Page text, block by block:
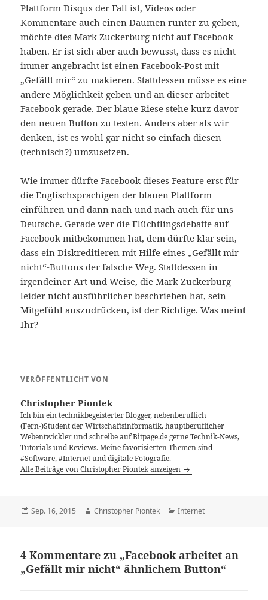
Plattform Disqus der Fall ist, Videos oder
Kommentare auch einen Daumen runter zu geben,
möchte dies Mark Zuckerburg nicht auf Facebook
haben. Er ist sich aber auch bewusst, dass es nicht
immer angebracht ist einen Facebook-Post mit
„Gefällt mir“ zu makieren. Stattdessen müsse es eine
andere Möglichkeit geben und an dieser arbeitet
Facebook gerade. Der blaue Riese stehe kurz davor
den neuen Button zu testen. Anders aber als wir
denken, ist es wohl gar nicht so einfach diesen
(technisch?) umzusetzen.
Wie immer dürfte Facebook dieses Feature erst für
die Englischsprachigen der blauen Plattform
einführen und dann nach und nach auch für uns
Deutsche. Gerade wer die Flüchtlingsdebatte auf
Facebook mitbekommen hat, dem dürfte klar sein,
dass ein Diskreditieren mit Hilfe eines „Gefällt mir
nicht“-Buttons der falsche Weg. Stattdessen in
irgendeiner Art und Weise, die Mark Zuckerburg
leider nicht ausführlicher beschrieben hat, sein
Mitgefühl auszudrücken, ist der Richtige. Was meint
Ihr?
VERÖFFENTLICHT VON
Christopher Piontek
Ich bin ein technikbegeisterter Blogger, nebenberuflich
(Fern-)Student der Wirtschaftsinformatik, hauptberuflicher
Webentwickler und schreibe auf Bitpage.de gerne Technik-News,
Tutorials und Reviews. Meine favorisierten Themen sind
#Software, #Internet und digitale Fotografie.
Alle Beiträge von Christopher Piontek anzeigen
Veröffentlicht
Sep. 16, 2015 Autor
Christopher Piontek Kategorien
Internet
4 Kommentare zu „Facebook arbeitet an
„Gefällt mir nicht“ ähnlichem Button“